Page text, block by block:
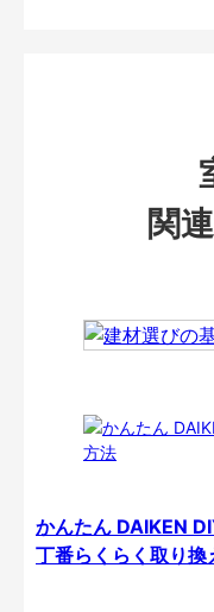
関
かんたん DAIKEN
丁番らくらく取り換